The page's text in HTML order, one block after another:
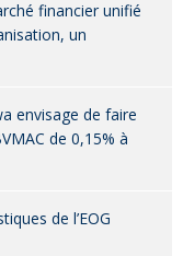
financier unifié
un
envisage de faire
de 0,15% à
de l’EOG